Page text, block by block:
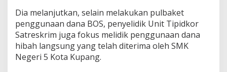
Dia melanjutkan, selain melakukan pulbaket
penggunaan dana BOS, penyelidik Unit Tipidkor
Satreskrim juga fokus melidik penggunaan dana
hibah langsung yang telah diterima oleh SMK
Negeri 5 Kota Kupang.